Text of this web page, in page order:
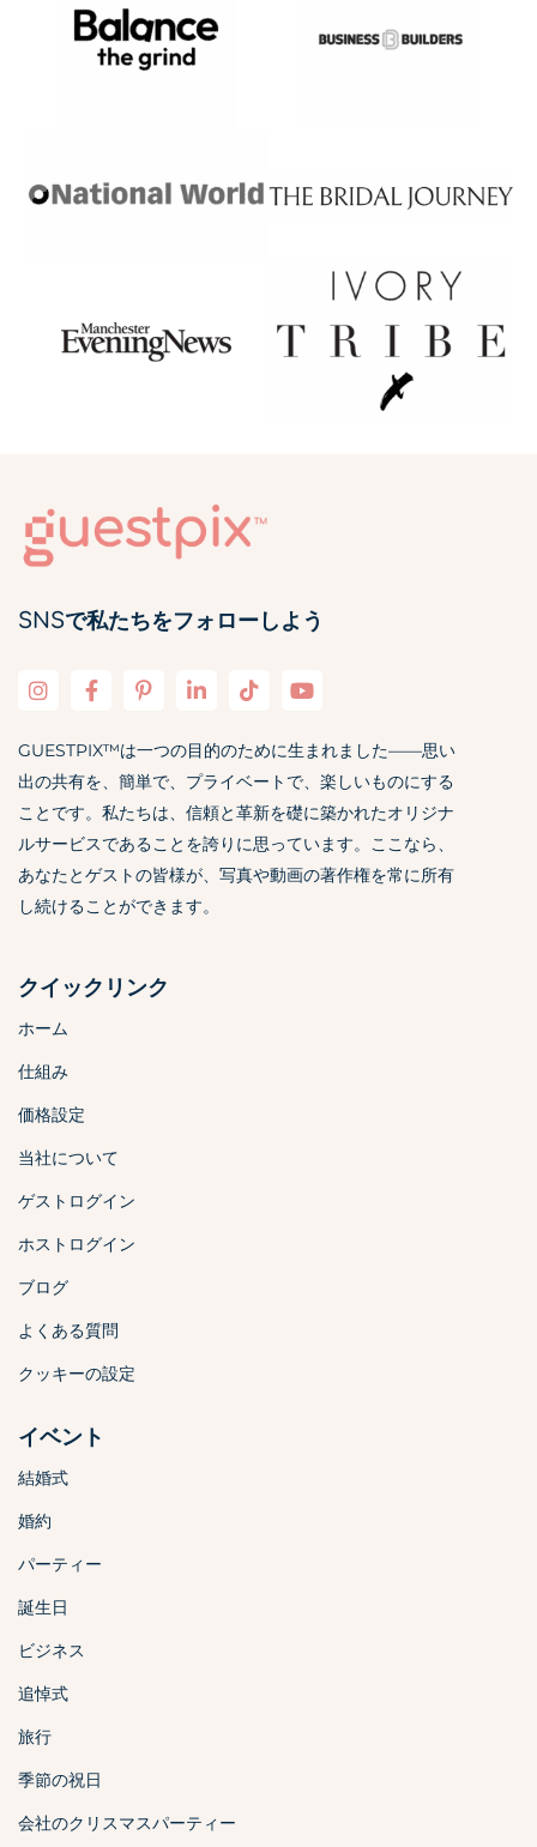
SNSで私たちをフォローしよう
GUESTPIX™は一つの目的のために生まれました——思い
出の共有を、簡単で、プライベートで、楽しいものにする
ことです。私たちは、信頼と革新を礎に築かれたオリジナ
ルサービスであることを誇りに思っています。ここなら、
あなたとゲストの皆様が、写真や動画の著作権を常に所有
し続けることができます。
クイックリンク
ホーム
仕組み
価格設定
当社について
ゲストログイン
ホストログイン
ブログ
よくある質問
クッキーの設定
イベント
結婚式
婚約
パーティー
誕生日
ビジネス
追悼式
旅行
季節の祝日
会社のクリスマスパーティー